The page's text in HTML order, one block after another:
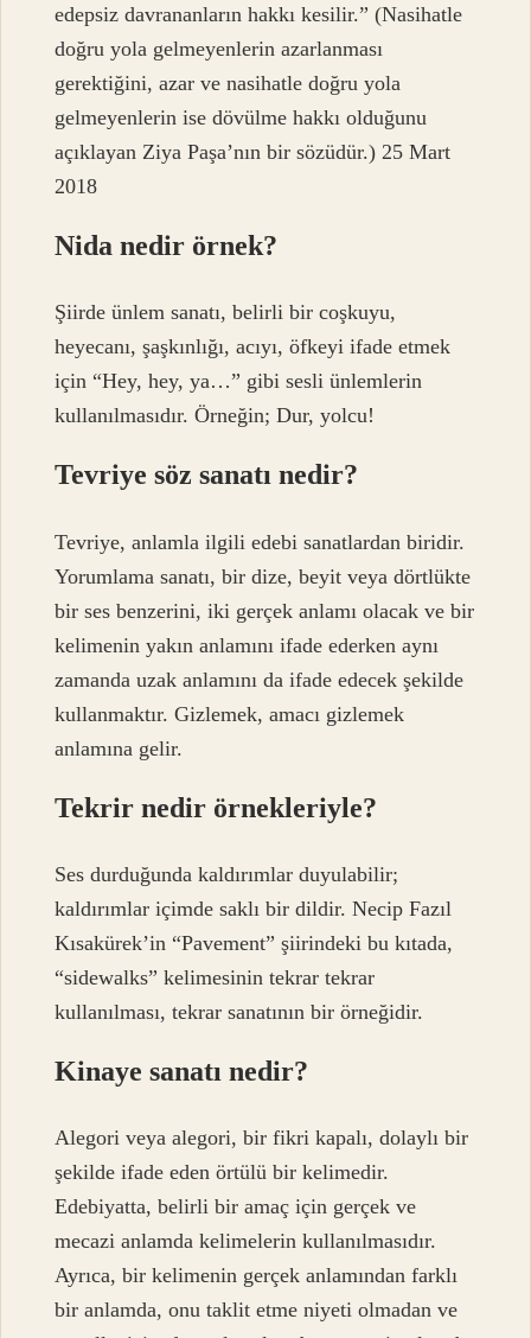
edepsiz davrananların hakkı kesilir.” (Nasihatle
doğru yola gelmeyenlerin azarlanması
gerektiğini, azar ve nasihatle doğru yola
gelmeyenlerin ise dövülme hakkı olduğunu
açıklayan Ziya Paşa’nın bir sözüdür.) 25 Mart
2018
Nida nedir örnek?
Şiirde ünlem sanatı, belirli bir coşkuyu,
heyecanı, şaşkınlığı, acıyı, öfkeyi ifade etmek
için “Hey, hey, ya…” gibi sesli ünlemlerin
kullanılmasıdır. Örneğin; Dur, yolcu!
Tevriye söz sanatı nedir?
Tevriye, anlamla ilgili edebi sanatlardan biridir.
Yorumlama sanatı, bir dize, beyit veya dörtlükte
bir ses benzerini, iki gerçek anlamı olacak ve bir
kelimenin yakın anlamını ifade ederken aynı
zamanda uzak anlamını da ifade edecek şekilde
kullanmaktır. Gizlemek, amacı gizlemek
anlamına gelir.
Tekrir nedir örnekleriyle?
Ses durduğunda kaldırımlar duyulabilir;
kaldırımlar içimde saklı bir dildir. Necip Fazıl
Kısakürek’in “Pavement” şiirindeki bu kıtada,
“sidewalks” kelimesinin tekrar tekrar
kullanılması, tekrar sanatının bir örneğidir.
Kinaye sanatı nedir?
Alegori veya alegori, bir fikri kapalı, dolaylı bir
şekilde ifade eden örtülü bir kelimedir.
Edebiyatta, belirli bir amaç için gerçek ve
mecazi anlamda kelimelerin kullanılmasıdır.
Ayrıca, bir kelimenin gerçek anlamından farklı
bir anlamda, onu taklit etme niyeti olmadan ve